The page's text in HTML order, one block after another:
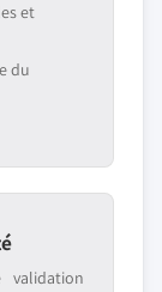
et
du
validation